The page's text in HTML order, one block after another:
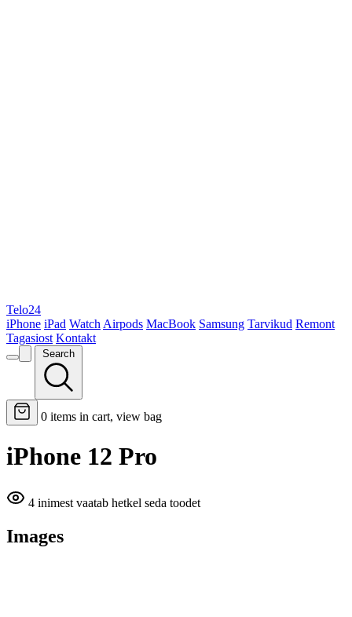
Telo24
iPhone iPad Watch Airpods MacBook Samsung Tarvikud Remont
Tagasiost Kontakt
Search
0 items in cart, view bag
iPhone 12 Pro
4 inimest vaatab hetkel seda toodet
Images